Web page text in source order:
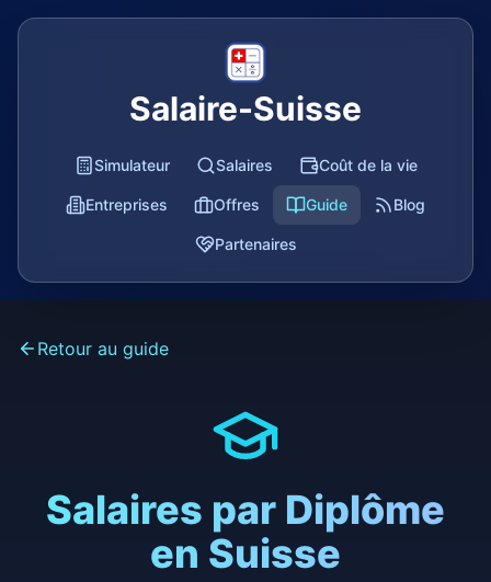
Salaire-Suisse
Simulateur Salaires Coût de la vie
Entreprises Offres Guide Blog
Partenaires
Retour au guide
Salaires par Diplôme
en Suisse